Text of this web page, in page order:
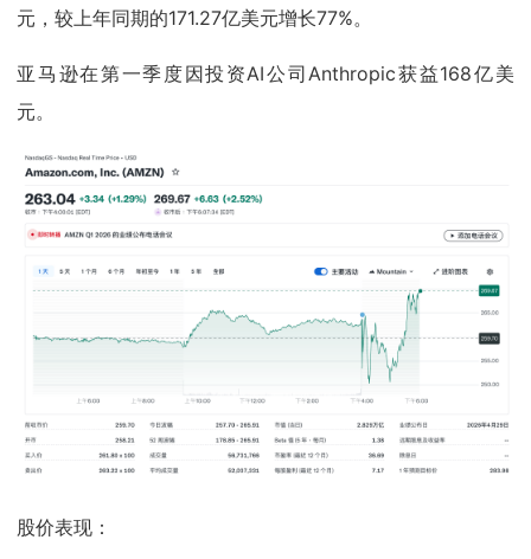
元，较上年同期的171.27亿美元增长77%。
亚马逊在第一季度因投资AI公司Anthropic获益168亿美
元。
股价表现：